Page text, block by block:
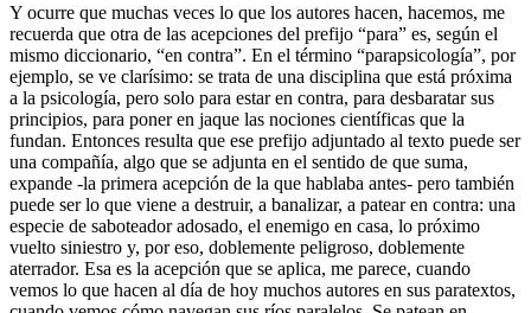
Y ocurre que muchas veces lo que los autores hacen, hacemos, me
recuerda que otra de las acepciones del prefijo “para” es, según el
mismo diccionario, “en contra”. En el término “parapsicología”, por
ejemplo, se ve clarísimo: se trata de una disciplina que está próxima
a la psicología, pero solo para estar en contra, para desbaratar sus
principios, para poner en jaque las nociones científicas que la
fundan. Entonces resulta que ese prefijo adjuntado al texto puede ser
una compañía, algo que se adjunta en el sentido de que suma,
expande -la primera acepción de la que hablaba antes- pero también
puede ser lo que viene a destruir, a banalizar, a patear en contra: una
especie de saboteador adosado, el enemigo en casa, lo próximo
vuelto siniestro y, por eso, doblemente peligroso, doblemente
aterrador. Esa es la acepción que se aplica, me parece, cuando
vemos lo que hacen al día de hoy muchos autores en sus paratextos,